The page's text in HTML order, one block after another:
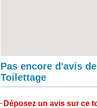
Pas encore d'avis
Toilettage
Déposez un avis sur ce